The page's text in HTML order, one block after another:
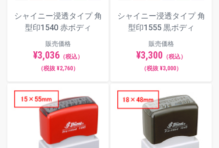
シャイニー浸透タイプ 角
型印1540 赤ボディ
販売価格
¥3,036（税込）
（税抜 ¥2,760）
シャイニー浸透タイプ 角
型印1555 黒ボディ
販売価格
¥3,300 （税込）
（税抜 ¥3,000）